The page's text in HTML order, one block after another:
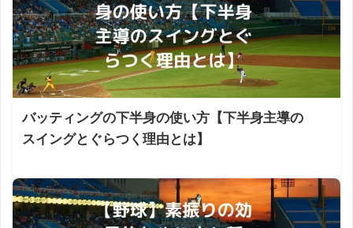
バッティングの下半身の使い方【下半身主導の
スイングとぐらつく理由とは】